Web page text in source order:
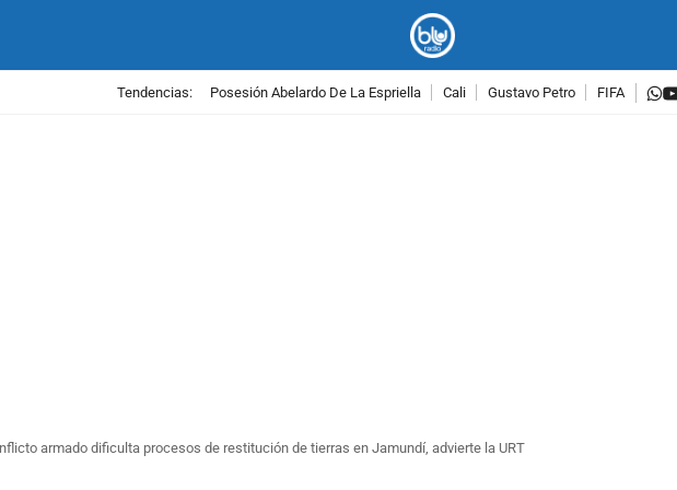
Tendencias: Posesión Abelardo De La Espriella Cali Gustavo Petro FIFA
armado dificulta procesos de restitución de tierras en Jamundí, advierte la URT